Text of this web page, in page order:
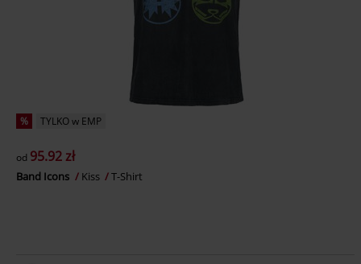
% TYLKO w EMP
od 95.92 zł
Band Icons Kiss T-Shirt